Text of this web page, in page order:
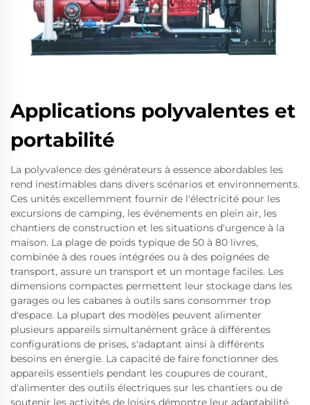
Applications polyvalentes et
portabilité
La polyvalence des générateurs à essence abordables les
rend inestimables dans divers scénarios et environnements.
Ces unités excellemment fournir de l'électricité pour les
excursions de camping, les événements en plein air, les
chantiers de construction et les situations d'urgence à la
maison. La plage de poids typique de 50 à 80 livres,
combinée à des roues intégrées ou à des poignées de
transport, assure un transport et un montage faciles. Les
dimensions compactes permettent leur stockage dans les
garages ou les cabanes à outils sans consommer trop
d'espace. La plupart des modèles peuvent alimenter
plusieurs appareils simultanément grâce à différentes
configurations de prises, s'adaptant ainsi à différents
besoins en énergie. La capacité de faire fonctionner des
appareils essentiels pendant les coupures de courant,
d'alimenter des outils électriques sur les chantiers ou de